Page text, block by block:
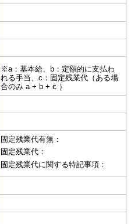
※a：基本給、b：定額的に支払わ
れる手当、c：固定残業代（ある場
合のみ a + b + c ）
固定残業代有無：
固定残業代：
固定残業代に関する特記事項：